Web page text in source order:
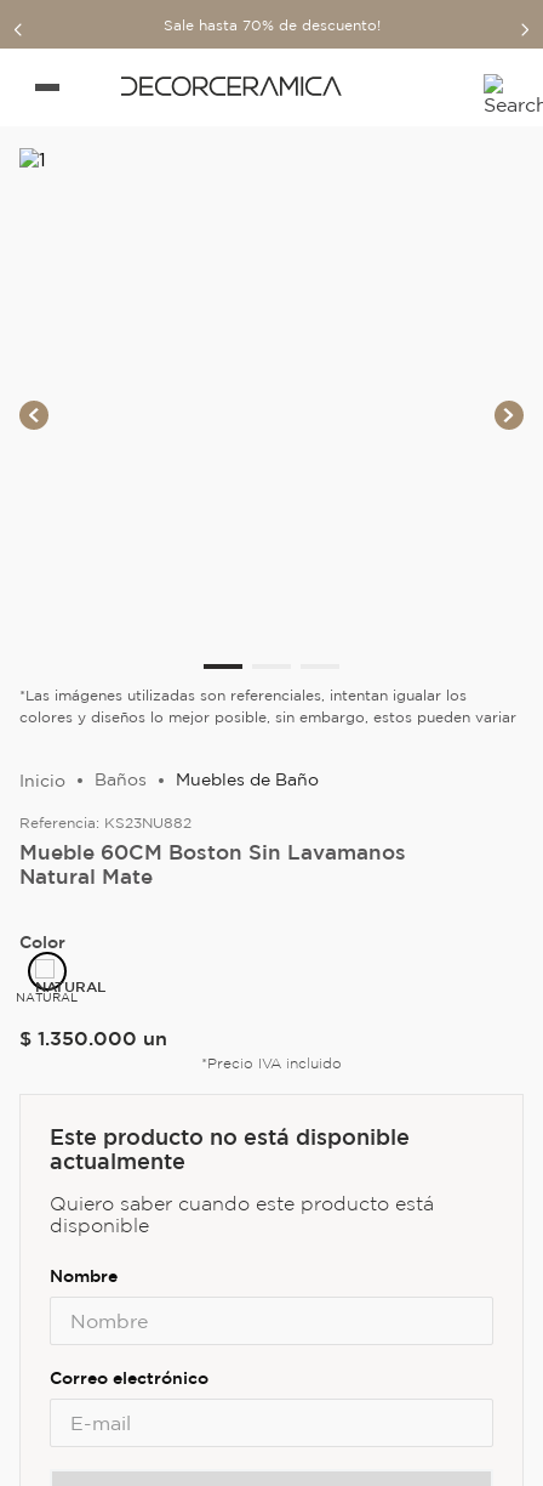
Sale hasta 70% de descuento!
*Las imágenes utilizadas son referenciales, intentan igualar los
colores y diseños lo mejor posible, sin embargo, estos pueden variar
Baños Muebles de Baño
Referencia: KS23NU882
Mueble 60CM Boston Sin Lavamanos
Natural Mate
Color
NATURAL
$ 1.350.000 un
*Precio IVA incluido
Este producto no está disponible
actualmente
Quiero saber cuando este producto está
disponible